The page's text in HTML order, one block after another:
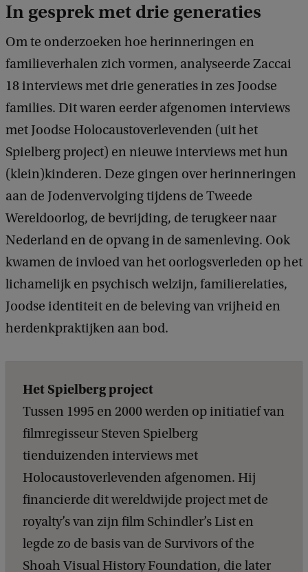
In gesprek met drie generaties
Om te onderzoeken hoe herinneringen en
familieverhalen zich vormen, analyseerde Zaccai
18 interviews met drie generaties in zes Joodse
families. Dit waren eerder afgenomen interviews
met Joodse Holocaustoverlevenden (uit het
Spielberg project) en nieuwe interviews met hun
(klein)kinderen. Deze gingen over herinneringen
aan de Jodenvervolging tijdens de Tweede
Wereldoorlog, de bevrijding, de terugkeer naar
Nederland en de opvang in de samenleving. Ook
kwamen de invloed van het oorlogsverleden op het
lichamelijk en psychisch welzijn, familierelaties,
Joodse identiteit en de beleving van vrijheid en
herdenkpraktijken aan bod.
Het Spielberg project
Tussen 1995 en 2000 werden op initiatief van
filmregisseur Steven Spielberg
tienduizenden interviews met
Holocaustoverlevenden afgenomen. Hij
financierde dit wereldwijde project met de
royalty’s van zijn film Schindler’s List en
legde zo de basis van de Survivors of the
Shoah Visual History Foundation, die later